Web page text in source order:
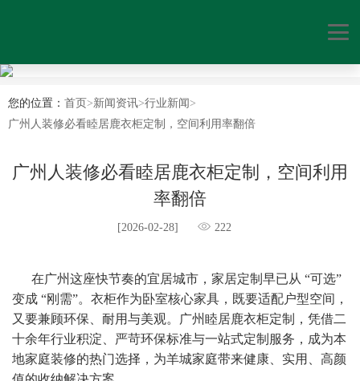
您的位置： 首页 >新闻资讯>行业新闻>
广州人装修必看睦居鹿衣柜定制，空间利用率翻倍
广州人装修必看睦居鹿衣柜定制，空间利用
率翻倍
[2026-02-28] 222
在广州这座快节奏的宜居城市，家居定制早已从 “可选”
变成 “刚需”。衣柜作为卧室核心家具，既要适配户型空间，
又要兼顾环保、耐用与美观。广州睦居鹿衣柜定制，凭借二
十余年行业积淀、严苛环保标准与一站式定制服务，成为本
地家庭装修的热门选择，为羊城家庭带来健康、实用、高颜